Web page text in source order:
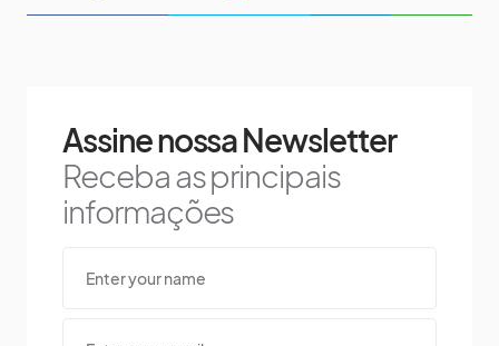
Assine nossa Newsletter
Receba as principais
informações